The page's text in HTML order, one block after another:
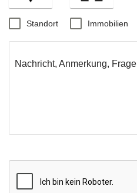
Standort Immobilien
Nachricht, Anmerkung, Frage